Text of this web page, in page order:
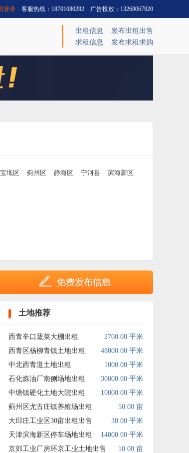
登录 客服热线：18701080292 广告投放：13269067920
出租信息
发布出租出售
求租信息
发布求租求购
宝坻区 蓟州区 静海区 宁河县
滨海新区
土地推荐
西青辛口蔬菜大棚出租
2700.00 平米
西青区杨柳青镇土地出租
48000.00 平米
中北西青道土地出租
1000.00 平米
石化炼油厂南侧场地出租
30000.00 平米
中塘镇硬化土地大院出租
10000.00 平米
蓟州区尤古庄镇养殖场出租
50.00 亩
大邱庄工业区30亩出租出售
30.00 平米
天津滨海新区停车场地出租
14000.00 平米
京郊工业厂房环京工业土地出售
10.00 亩